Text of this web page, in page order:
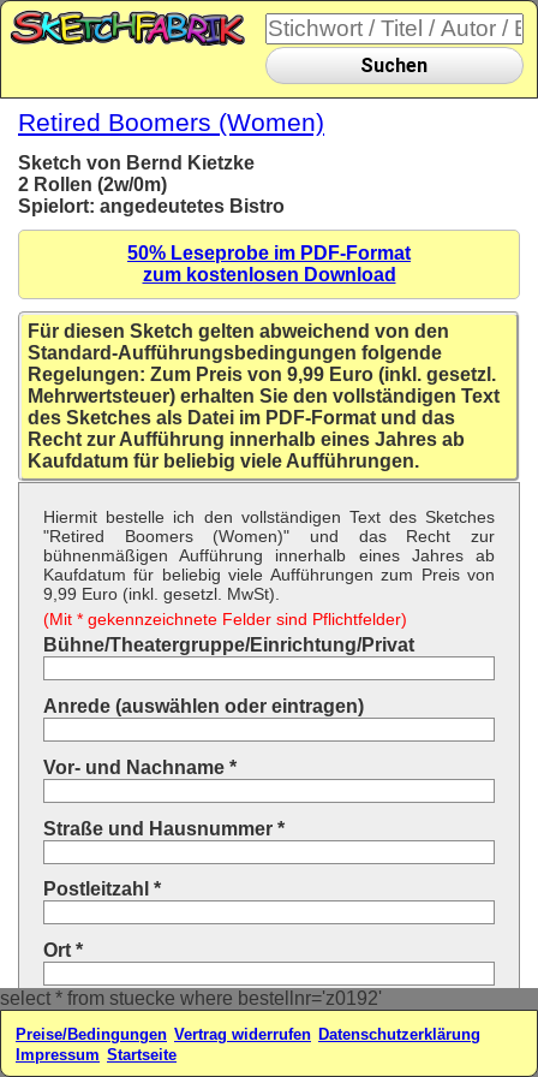
select * from stuecke where bestellnr='z0192'
Suchen
Retired Boomers (Women)
Sketch von Bernd Kietzke
2 Rollen (2w/0m)
Spielort: angedeutetes Bistro
50% Leseprobe im PDF-Format
zum kostenlosen Download
Für diesen Sketch gelten abweichend von den
Standard-Aufführungsbedingungen folgende
Regelungen: Zum Preis von 9,99 Euro (inkl. gesetzl.
Mehrwertsteuer) erhalten Sie den vollständigen Text
des Sketches als Datei im PDF-Format und das
Recht zur Aufführung innerhalb eines Jahres ab
Kaufdatum für beliebig viele Aufführungen.
Hiermit bestelle ich den vollständigen Text des Sketches
"Retired Boomers (Women)" und das Recht zur
bühnenmäßigen Aufführung innerhalb eines Jahres ab
Kaufdatum für beliebig viele Aufführungen zum Preis von
9,99 Euro (inkl. gesetzl. MwSt).
(Mit * gekennzeichnete Felder sind Pflichtfelder)
Bühne/Theatergruppe/Einrichtung/Privat
Anrede (auswählen oder eintragen)
Vor- und Nachname *
Straße und Hausnummer *
Postleitzahl *
Ort *
Land * (auswählen oder eintragen)
Ihre E-Mail-Adresse*
Preise/Bedingungen Vertrag widerrufen Datenschutzerklärung
Impressum Startseite